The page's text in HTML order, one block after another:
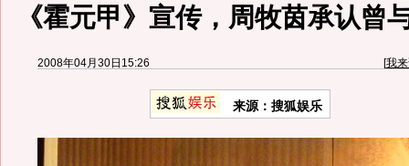
《霍元甲》宣传，周牧茵承认曾
2008年04月30日15:26 [我
来源：搜狐娱乐